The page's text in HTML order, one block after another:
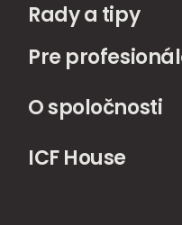
Rady a tipy
Pre
O spoločnosti
ICF House